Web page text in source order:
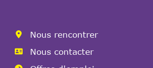
Nous rencontrer
Nous contacter